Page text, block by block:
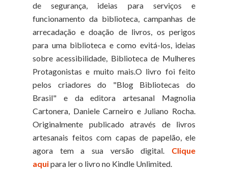
de segurança, ideias para serviços e
funcionamento da biblioteca, campanhas de
arrecadação e doação de livros, os perigos
para uma biblioteca e como evitá-los, ideias
sobre acessibilidade, Biblioteca de Mulheres
Protagonistas e muito mais.O livro foi feito
pelos criadores do "Blog Bibliotecas do
Brasil" e da editora artesanal Magnolia
Cartonera, Daniele Carneiro e Juliano Rocha.
Originalmente publicado através de livros
artesanais feitos com capas de papelão, ele
agora tem a sua versão digital. Clique
aquipara ler o livro no Kindle Unlimited.